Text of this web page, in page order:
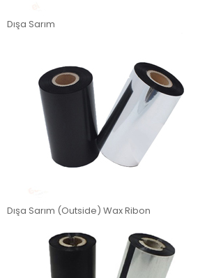
Dışa Sarım
Dışa Sarım (Outside) Wax Ribon